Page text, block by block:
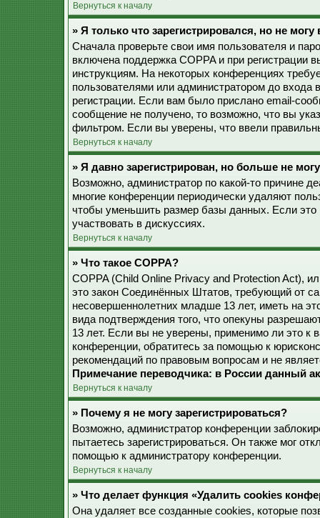
Вернуться к началу
» Я только что зарегистрировался, но не могу
Сначала проверьте свои имя пользователя и
включена поддержка COPPA и при регистрации
инструкциям. На некоторых конференциях
пользователями или администратором до
регистрации. Если вам было прислано email-
сообщение не получено, то возможно, что вы
фильтром. Если вы уверены, что ввели
Вернуться к началу
» Я давно зарегистрирован, но больше не
Возможно, администратор по какой-то причине
многие конференции периодически удаляют
чтобы уменьшить размер базы данных. Если это
участвовать в дискуссиях.
Вернуться к началу
» Что такое COPPA?
COPPA (Child Online Privacy and Protection Act),
это закон Соединённых Штатов, требующий от
несовершеннолетних младше 13 лет, иметь на
вида подтверждения того, что опекуны
13 лет. Если вы не уверены, применимо ли это к
конференции, обратитесь за помощью к
рекомендаций по правовым вопросам и не
Примечание переводчика: в России данный
Вернуться к началу
» Почему я не могу зарегистрироваться?
Возможно, администратор конференции
пытаетесь зарегистрироваться. Он также мог
помощью к администратору конференции.
Вернуться к началу
» Что делает функция «Удалить cookies
Она удаляет все созданные cookies, которые